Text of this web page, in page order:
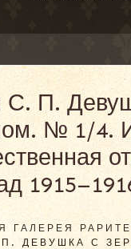
С. П.
№ 1/4.
ГАЛЕРЕЯ
ДЕВУШКА С